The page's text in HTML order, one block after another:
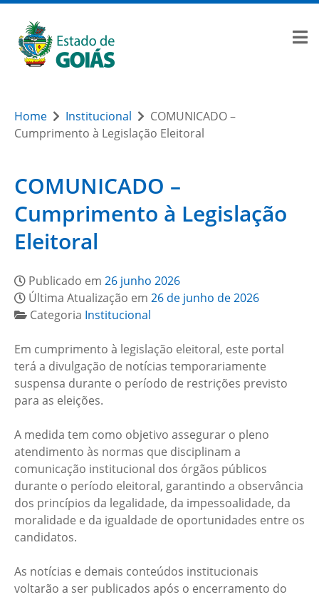
Home Institucional
COMUNICADO –
Cumprimento à Legislação Eleitoral
COMUNICADO –
Cumprimento à Legislação
Eleitoral
Publicado em 26 junho 2026
Última Atualização em 26 de junho de 2026
Categoria Institucional
Em cumprimento à legislação eleitoral, este portal
terá a divulgação de notícias temporariamente
suspensa durante o período de restrições previsto
para as eleições.
A medida tem como objetivo assegurar o pleno
atendimento às normas que disciplinam a
comunicação institucional dos órgãos públicos
durante o período eleitoral, garantindo a observância
dos princípios da legalidade, da impessoalidade, da
moralidade e da igualdade de oportunidades entre os
candidatos.
As notícias e demais conteúdos institucionais
voltarão a ser publicados após o encerramento do